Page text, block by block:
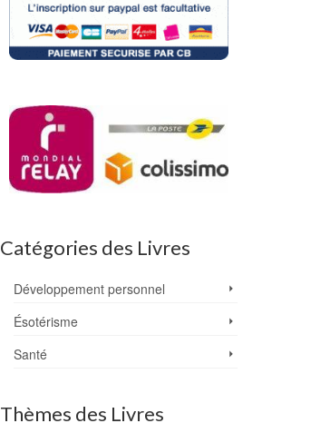
Catégories des Livres
Développement personnel
Ésotérisme
Santé
Thèmes des Livres